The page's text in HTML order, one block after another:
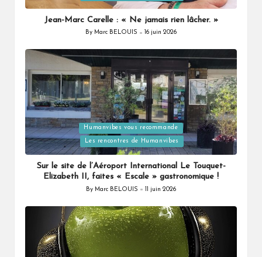
Jean-Marc Carelle : « Ne jamais rien lâcher. »
Posted
By Marc BELOUIS 16 juin 2026
Posted
in
Humanvibes vous recommande
Les rencontres de Humanvibes
Sur le site de l’Aéroport International Le Touquet-
Elizabeth II, faites « Escale » gastronomique !
Posted
By Marc BELOUIS 11 juin 2026